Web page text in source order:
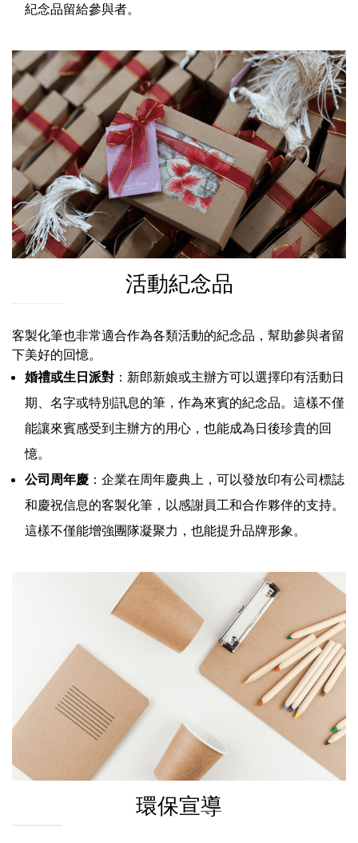
紀念品留給參與者。
活動紀念品
客製化筆也非常適合作為各類活動的紀念品，幫助參與者留
下美好的回憶。
婚禮或生日派對 ：新郎新娘或主辦方可以選擇印有活動日
期、名字或特別訊息的筆，作為來賓的紀念品。這樣不僅
能讓來賓感受到主辦方的用心，也能成為日後珍貴的回
憶。
公司周年慶 ：企業在周年慶典上，可以發放印有公司標誌
和慶祝信息的客製化筆，以感謝員工和合作夥伴的支持。
這樣不僅能增強團隊凝聚力，也能提升品牌形象。
環保宣導